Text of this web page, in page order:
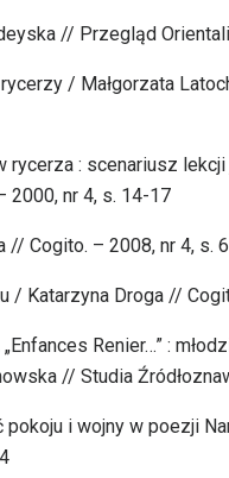
// Przegląd
/ Małgorzata
rycerza : scenariusz
2000, nr 4, s. 14-17
// Cogito. – 2008, nr 4, s.
/ Katarzyna Droga //
„Enfances Renier…” :
// Studia
i wojny w poezji